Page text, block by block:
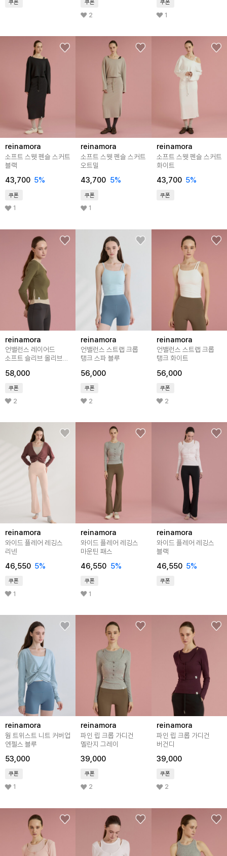
쿠폰 쿠폰
2
쿠폰
1
reinamora
소프트 스웻 펜슬 스커트
블랙
43,700 5%
쿠폰
1
reinamora
소프트 스웻 펜슬 스커트
오트밀
43,700 5%
쿠폰
1
reinamora
소프트 스웻 펜슬 스커트
화이트
43,700 5%
쿠폰
reinamora
언밸런스 레이어드
소프트 슬리브 올리브
58,000
쿠폰
2
reinamora
언밸런스 스트랩 크롭
탱크 스파 블루
56,000
쿠폰
2
reinamora
언밸런스 스트랩 크롭
탱크 화이트
56,000
쿠폰
2
reinamora
와이드 플레어 레깅스
리넨
46,550 5%
쿠폰
1
reinamora
와이드 플레어 레깅스
마운틴 패스
46,550 5%
쿠폰
1
reinamora
와이드 플레어 레깅스
블랙
46,550 5%
쿠폰
reinamora
웜 트위스트 니트 커버업
엔젤스 블루
53,000
쿠폰
1
reinamora
파인 립 크롭 가디건
멜란지 그레이
39,000
쿠폰
2
reinamora
파인 립 크롭 가디건
버건디
39,000
쿠폰
2